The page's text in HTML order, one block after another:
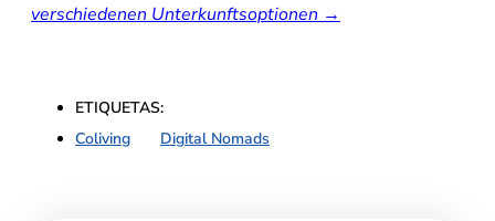
verschiedenen Unterkunftsoptionen →
ETIQUETAS:
Coliving
Digital Nomads